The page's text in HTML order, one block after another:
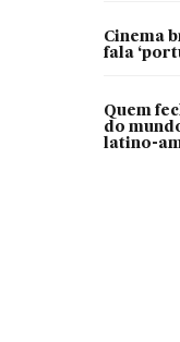
Cinema
fala
Quem
do
latino-